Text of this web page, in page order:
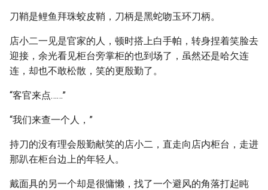
刀鞘是鲤鱼拜珠蛟皮鞘，刀柄是黑蛇吻玉环刀柄。
店小二一见是官家的人，顿时搭上白手帕，转身捏着笑脸去
迎接，余光看见柜台旁掌柜的也到场了，虽然还是哈欠连
连，却也不敢松散，笑的更殷勤了。
“客官来点……”
“我们来查一个人，”
持刀的没有理会殷勤献笑的店小二，直走向店内柜台，走进
那趴在柜台边上的年轻人。
戴面具的另一个却是很慵懒，找了一个避风的角落打起盹